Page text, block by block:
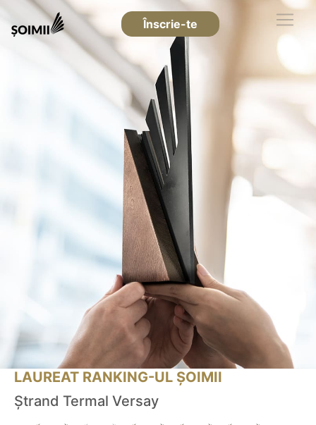
Înscrie-te
LAUREAT RANKING-UL ȘOIMII
Ștrand Termal Versay